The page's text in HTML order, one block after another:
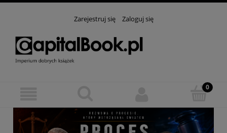
Zarejestruj się Zaloguj się